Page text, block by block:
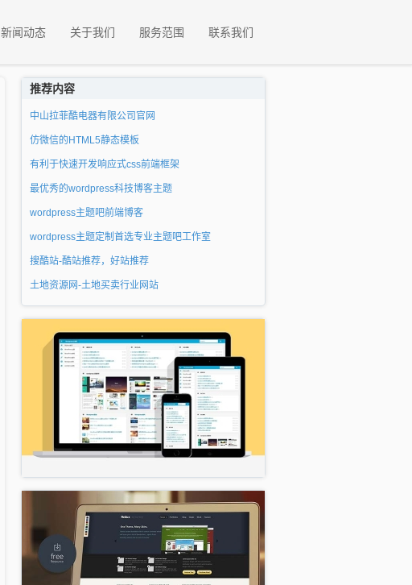
新闻动态 关于我们 服务范围 联系我们
推荐内容
中山拉菲酷电器有限公司官网
仿微信的HTML5静态模板
有利于快速开发响应式css前端框架
最优秀的wordpress科技博客主题
wordpress主题吧前端博客
wordpress主题定制首选专业主题吧工作室
搜酷站-酷站推荐，好站推荐
土地资源网-土地买卖行业网站